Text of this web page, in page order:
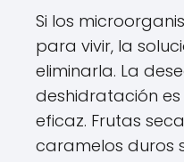
Si los
para vivir, la
eliminarla. La
deshidratación
eficaz. Frutas
caramelos duros